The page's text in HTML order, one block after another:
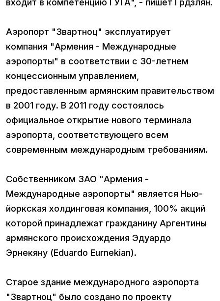
входит в компетенцию ГУГА", - пишет Грдзлян.
Аэропорт "Звартноц" эксплуатирует
компания "Армения - Международные
аэропорты" в соответствии с 30-летнем
концессионным управлением,
предоставленным армянским правительством
в 2001 году. В 2011 году состоялось
официальное открытие нового терминала
аэропорта, соответствующего всем
современным международным требованиям.
Собственником ЗАО "Армения -
Международные аэропорты" является Нью-
йоркская холдинговая компания, 100% акций
которой принадлежат гражданину Аргентины
армянского происхождения Эдуардо
Эрнeкяну (Eduardo Eurnekian).
Старое здание международного аэропорта
"Звартноц" было создано по проекту